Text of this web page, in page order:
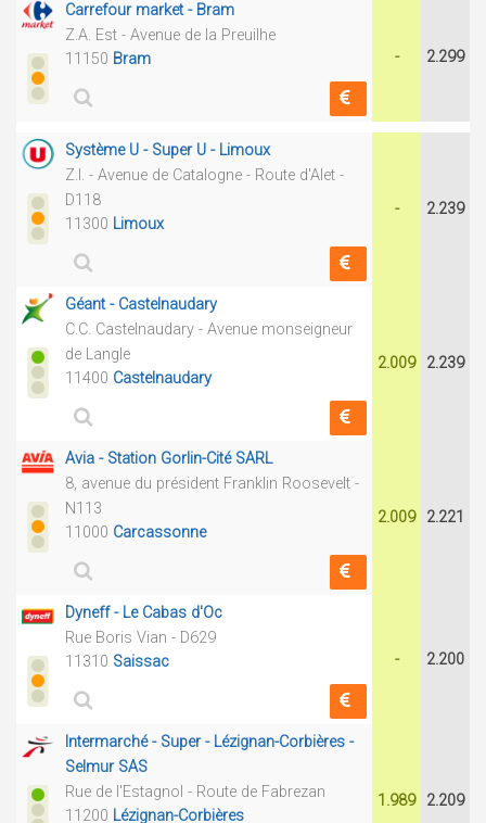
Carrefour market - Bram
Z.A. Est - Avenue de la Preuilhe
11150 Bram - 2.299
Système U - Super U - Limoux
Z.I. - Avenue de Catalogne - Route d'Alet -
D118
11300 Limoux
- 2.239
Géant - Castelnaudary
C.C. Castelnaudary - Avenue monseigneur
de Langle
11400 Castelnaudary
2.009 2.239
Avia - Station Gorlin-Cité SARL
8, avenue du président Franklin Roosevelt -
N113
11000 Carcassonne
2.009 2.221
Dyneff - Le Cabas d'Oc
Rue Boris Vian - D629
11310 Saissac - 2.200
Intermarché - Super - Lézignan-Corbières -
Selmur SAS
Rue de l'Estagnol - Route de Fabrezan
11200 Lézignan-Corbières
1.989 2.209